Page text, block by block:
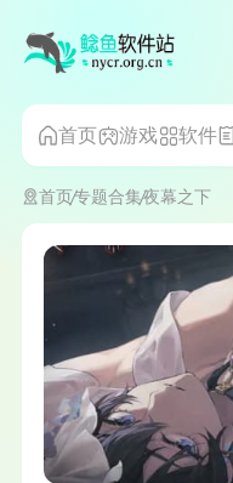
首页 游戏 软件
首页专题合集夜幕之下